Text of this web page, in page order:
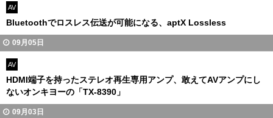
AV
Bluetoothでロスレス伝送が可能になる、aptX Lossless
09月05日
AV
HDMI端子を持ったステレオ再生専用アンプ、敢えてAVアンプにし
ないオンキヨーの「TX-8390」
09月03日